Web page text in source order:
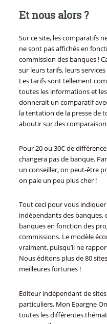
Et nous alors ?
Sur ce site, les comparatifs
ne sont pas affichés en
commission des banques !
sur leurs tarifs, leurs
Les tarifs sont tellement
toutes les informations et
donnerait un comparatif
la tentation de la presse de
aboutir sur des
Pour 20 ou 30€ de
changera pas de banque.
un conseiller, on peut-être
on paie un peu plus cher !
Tout ceci pour vous
indépendants des banques,
banques en fonction des
commissions. Le modèle
vraiment, puisqu’il ne
Nous éditons plus de 80
meilleures fortunes !
Editeur indépendant de
particuliers, Mon Epargne
toutes les différentes